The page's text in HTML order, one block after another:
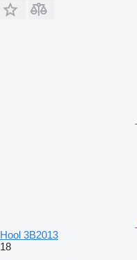
Hool 3B2013
18